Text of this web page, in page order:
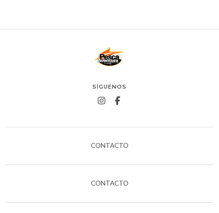
SÍGUENOS
CONTACTO
CONTACTO